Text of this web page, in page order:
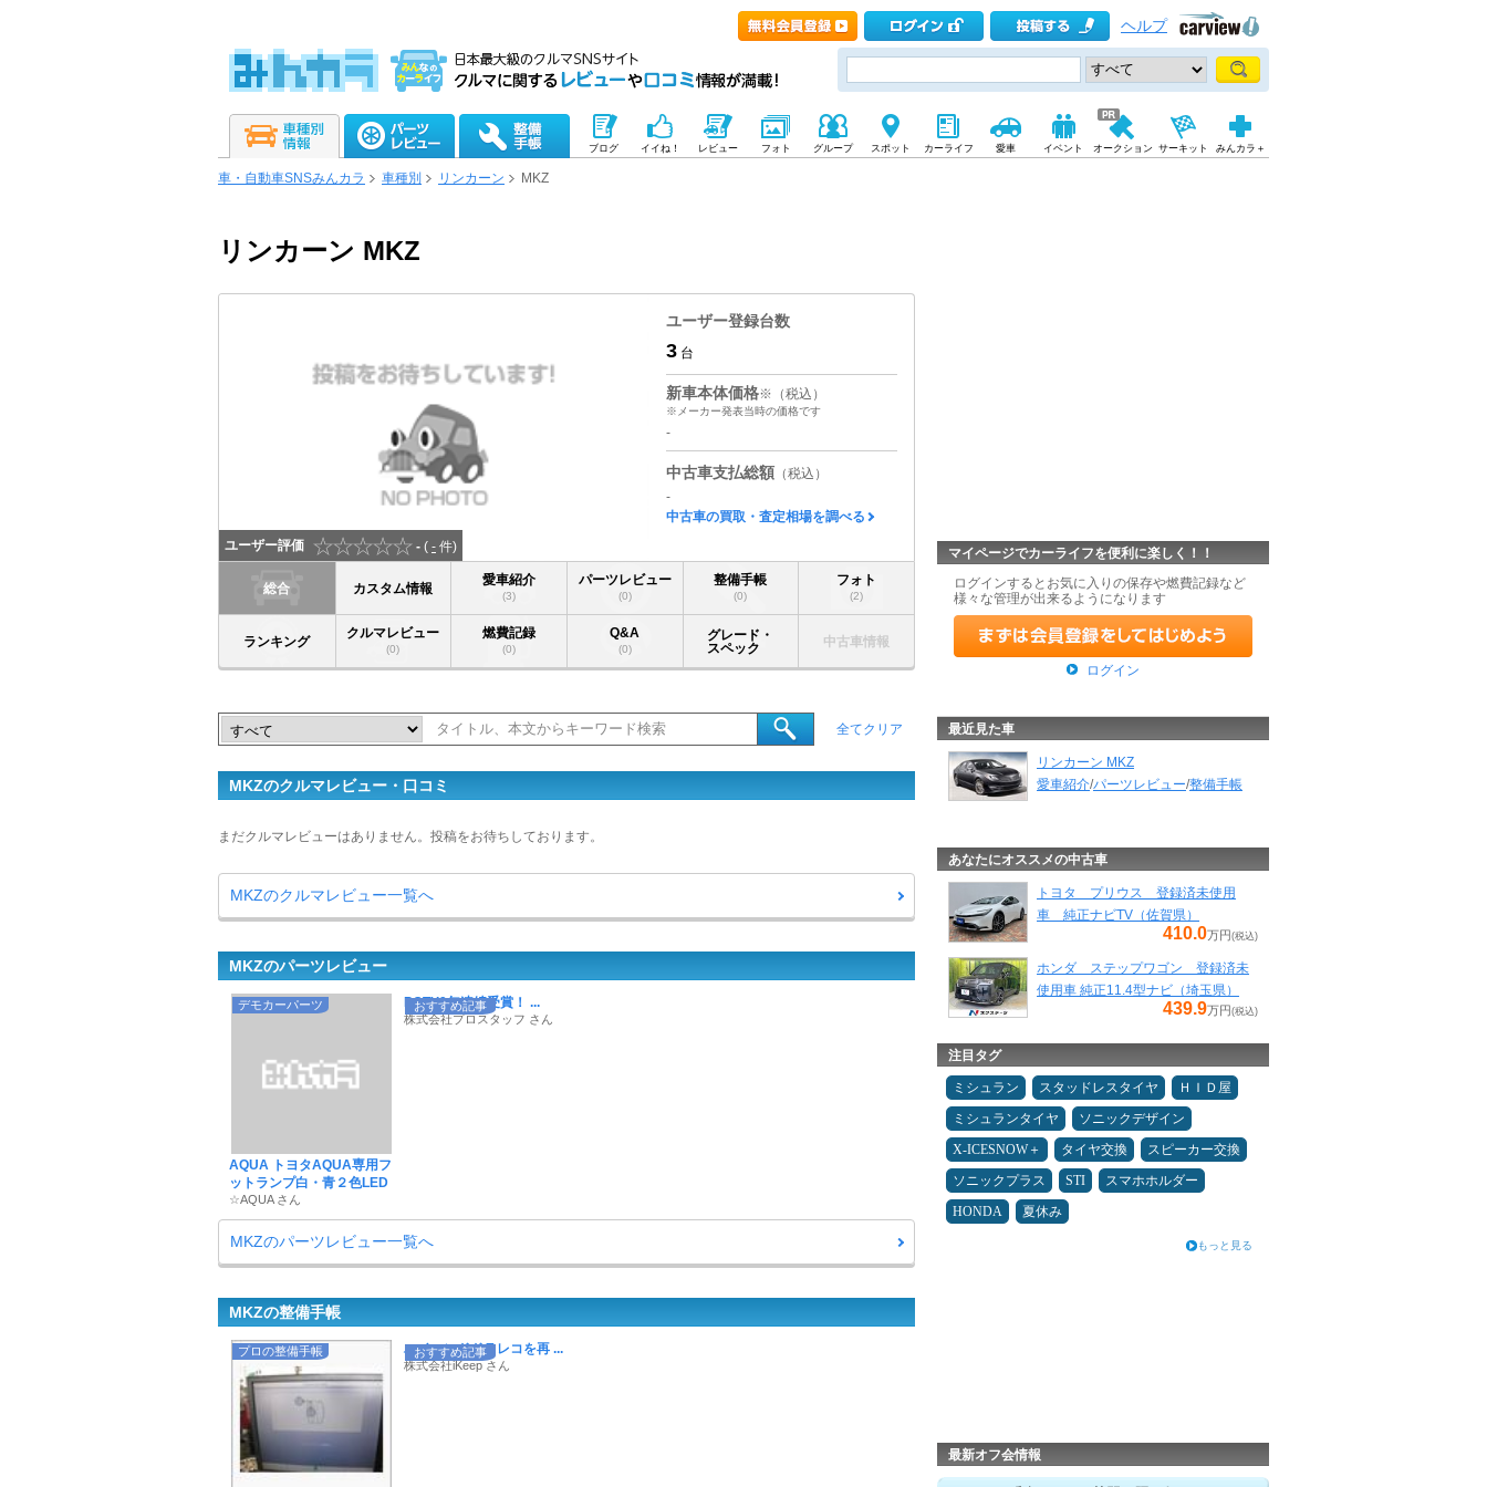
ヘルプ
ブログ イイね！ レビュー フォト グループ スポット カーライフ 愛車 イベント オークション サーキット みんカラ＋
車・自動車SNSみんカラ 車種別 リンカーン MKZ
リンカーン MKZ
ユーザー評価 - ( - 件)
ユーザー登録台数
3 台
新車本体価格※（税込）
※メーカー発表当時の価格です
-
中古車支払総額 （税込）
-
中古車の買取・査定相場を調べる
総合 カスタム情報
愛車紹介
(3)
パーツレビュー
(0)
整備手帳
(0)
フォト
(2)
ランキング
クルマレビュー
(0)
燃費記録
(0)
Q&A
(0)
グレード・
スペック
中古車情報
全てクリア
MKZのクルマレビュー・口コミ
まだクルマレビューはありません。投稿をお待ちしております。
MKZのクルマレビュー一覧へ
MKZのパーツレビュー
デモカーパーツ
AQUA トヨタAQUA専用フ
ットランプ白・青２色LED
☆AQUA さん
おすすめ記事
POTY9年連続受賞！ ...
株式会社プロスタッフ さん
MKZのパーツレビュー一覧へ
MKZの整備手帳
プロの整備手帳 おすすめ記事
ハイエンドドラレコを再 ...
株式会社iKeep さん
マイページでカーライフを便利に楽しく！！
ログインするとお気に入りの保存や燃費記録など
様々な管理が出来るようになります
ログイン
最近見た車
リンカーン MKZ
愛車紹介/パーツレビュー/整備手帳
あなたにオススメの中古車
トヨタ プリウス 登録済未使用
車 純正ナビTV（佐賀県）
410.0万円 (税込)
ホンダ ステップワゴン 登録済未
使用車 純正11.4型ナビ（埼玉県）
439.9万円 (税込)
注目タグ
ミシュラン スタッドレスタイヤ
ＨＩＤ屋
ミシュランタイヤ
ソニックデザイン
X-ICESNOW＋
タイヤ交換
スピーカー交換
ソニックプラス
STI
スマホホルダー
HONDA
夏休み
もっと見る
最新オフ会情報